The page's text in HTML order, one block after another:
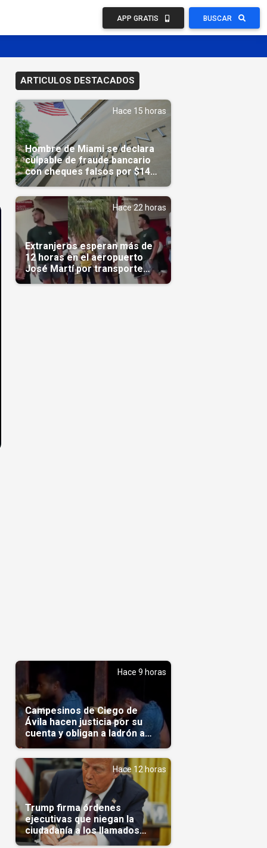
APP GRATIS BUSCAR
ARTICULOS DESTACADOS
Hace 15 horas
Hombre de Miami se declara
culpable de fraude bancario
con cheques falsos por $14
millones
Hace 22 horas
Extranjeros esperan más de
12 horas en el aeropuerto
José Martí por transporte
reservado semanas
Hace 9 horas
Campesinos de Ciego de
Ávila hacen justicia por su
cuenta y obligan a ladrón a
comerse el maíz robado
(Video)
Hace 12 horas
Trump firma órdenes
ejecutivas que niegan la
ciudadanía a los llamados
'turistas de nacimiento'